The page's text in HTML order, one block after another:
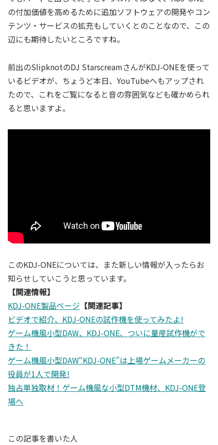
の付加価値を高めるために追加ソフトウェアの開発やコン
テンツ・サービスの拡充もしていくとのことなので、この
辺にも期待したいところですね。
前出のSlipknotのDJ StarscreamさんがKDJ-ONEを使って
いるビデオが、ちょうど本日、YouTubeへもアップされ
たので、これをご覧になると音の雰囲気なども確かめられ
ると思いますよ。
このKDJ-ONEについては、また新しい情報が入ったらお
知らせしていこうと思っています。
【関連情報】
KDJ-ONE製品ページ 【関連記事】
ビデオで紹介、KDJ-ONEの試作機を使ってみたよ!
ゲーム機風小型DAW、KDJ-ONE、ついに量産試作機がで
きた！
ゲーム機風小型DAW“KDJ-ONE”は上場ゲームメーカーの
役員が1人で開発!
独占単独取材！ゲーム機風な小型DTM機材、KDJ-ONE登
場へ
この記事を書いた人